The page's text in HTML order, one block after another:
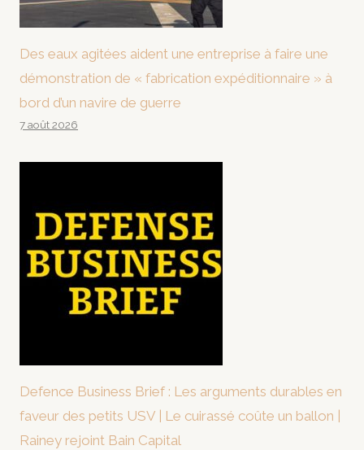
Des eaux agitées aident une entreprise à faire une
démonstration de « fabrication expéditionnaire » à
bord d’un navire de guerre
7 août 2026
Defence Business Brief : Les arguments durables en
faveur des petits USV | Le cuirassé coûte un ballon |
Rainey rejoint Bain Capital